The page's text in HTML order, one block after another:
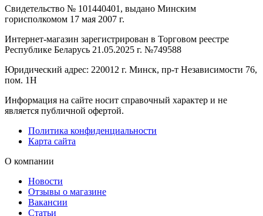
Свидетельство № 101440401, выдано Минским
горисполкомом 17 мая 2007 г.
Интернет-магазин зарегистрирован в Торговом реестре
Республике Беларусь 21.05.2025 г. №749588
Юридический адрес: 220012 г. Минск, пр-т Независимости 76,
пом. 1Н
Информация на сайте носит справочный характер и не
является публичной офертой.
Политика конфиденциальности
Карта сайта
О компании
Новости
Отзывы о магазине
Вакансии
Статьи